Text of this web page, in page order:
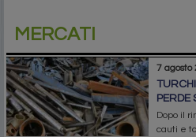
MERCATI
7 agosto
PERDE
Dopo il
cauti e